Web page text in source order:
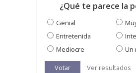
¿Qué te parece la
Genial
Entretenida
Mediocre
Un
Votar Ver resultados